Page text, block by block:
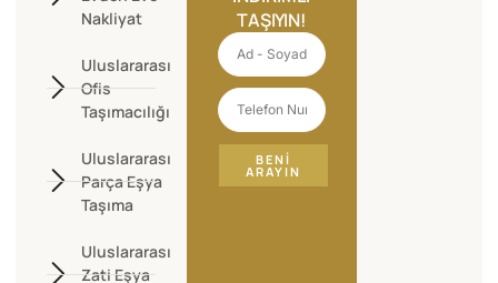
Nakliyat
Uluslararası
Ofis
Taşımacılığı
Uluslararası
Parça Eşya
Taşıma
Uluslararası
Zati Eşya
TAŞIYIN!
BENI
ARAYIN